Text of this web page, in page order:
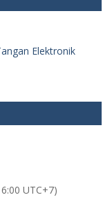
Elektronik
UTC+7)